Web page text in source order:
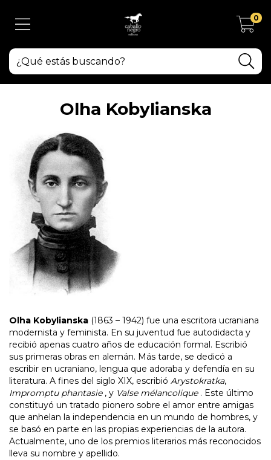
0
Olha Kobylianska
Olha Kobylianska (1863 – 1942) fue una escritora ucraniana
modernista y feminista. En su juventud fue autodidacta y
recibió apenas cuatro años de educación formal. Escribió
sus primeras obras en alemán. Más tarde, se dedicó a
escribir en ucraniano, lengua que adoraba y defendía en su
literatura. A fines del siglo XIX, escribió Arystokratka,
Impromptu phantasie , y Valse mélancolique. Este último
constituyó un tratado pionero sobre el amor entre amigas
que anhelan la independencia en un mundo de hombres, y
se basó en parte en las propias experiencias de la autora.
Actualmente, uno de los premios literarios más reconocidos
lleva su nombre y apellido.